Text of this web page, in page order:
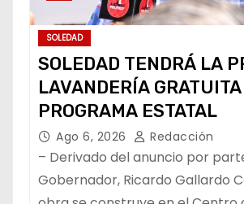
SOLEDAD
SOLEDAD TENDRÁ LA
LAVANDERÍA
PROGRAMA ESTATAL
Ago 6, 2026 Redacción
– Derivado del anuncio por
Gobernador, Ricardo Gallardo